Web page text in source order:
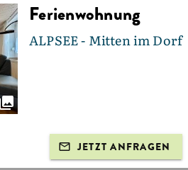
Ferienwohnung
ALPSEE - Mitten im Dorf
JETZT ANFRAGEN